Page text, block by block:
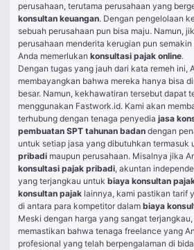
perusahaan, terutama perusahaan yang
konsultan keuangan. Dengan pengelolaan
sebuah perusahaan pun bisa maju. Namun,
perusahaan menderita kerugian pun
Anda memerlukan konsultasi pajak online.
Dengan tugas yang jauh dari kata remeh ini,
membayangkan bahwa mereka hanya bisa
besar. Namun, kekhawatiran tersebut dapat
menggunakan Fastwork.id. Kami akan
terhubung dengan tenaga penyedia jasa
pembuatan SPT tahunan badan dengan
untuk setiap jasa yang dibutuhkan termasuk
pribadi
konsultasi pajak pribadi, akuntan
yang terjangkau untuk biaya konsultan
konsultan pajak lainnya, kami pastikan tarif
di antara para kompetitor dalam biaya
Meski dengan harga yang sangat
memastikan bahwa tenaga freelance yang
profesional yang telah berpengalaman di